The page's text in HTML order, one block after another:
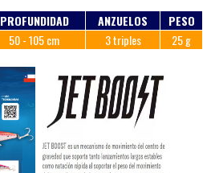
PROFUNDIDAD ANZUELOS
PESO
50 - 105 cm 3 triples 25 g